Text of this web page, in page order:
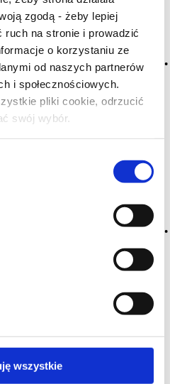
zgodą - żeby lepiej
na stronie i prowadzić
o korzystaniu ze
od naszych partnerów
i społecznościowych.
pliki cookie, odrzucić
swój wybór.
wszystkie
18 lat?
tagu: cendre
SŁOWNIK